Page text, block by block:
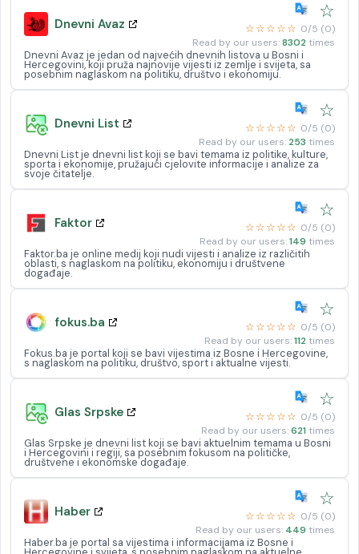
Dnevni Avaz
☆
☆☆☆☆☆ 0/5 (0)
Read by our users:8302 times
Dnevni Avaz je jedan od najvećih dnevnih listova u Bosni i
Hercegovini, koji pruža najnovije vijesti iz zemlje i svijeta, sa
posebnim naglaskom na politiku, društvo i ekonomiju.
Dnevni List
☆
☆☆☆☆☆ 0/5 (0)
Read by our users: 253 times
Dnevni List je dnevni list koji se bavi temama iz politike, kulture,
sporta i ekonomije, pružajući cjelovite informacije i analize za
svoje čitatelje.
Faktor
☆
☆☆☆☆☆ 0/5 (0)
Read by our users:149 times
Faktor.ba je online medij koji nudi vijesti i analize iz različitih
oblasti, s naglaskom na politiku, ekonomiju i društvene
događaje.
fokus.ba
☆
☆☆☆☆☆ 0/5 (0)
Read by our users:112 times
Fokus.ba je portal koji se bavi vijestima iz Bosne i Hercegovine,
s naglaskom na politiku, društvo, sport i aktualne vijesti.
Glas Srpske
☆
☆☆☆☆☆ 0/5 (0)
Read by our users:621 times
Glas Srpske je dnevni list koji se bavi aktuelnim temama u Bosni
i Hercegovini i regiji, sa posebnim fokusom na političke,
društvene i ekonomske događaje.
Haber
☆
☆☆☆☆☆ 0/5 (0)
Read by our users: 449 times
Haber.ba je portal sa vijestima i informacijama iz Bosne i